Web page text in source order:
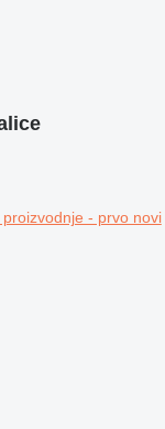
- prvo novi